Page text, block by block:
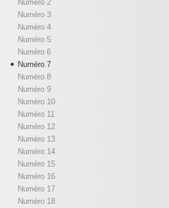
Numéro 2
Numéro 3
Numéro 4
Numéro 5
Numéro 6
Numéro 7
Numéro 8
Numéro 9
Numéro 10
Numéro 11
Numéro 12
Numéro 13
Numéro 14
Numéro 15
Numéro 16
Numéro 17
Numéro 18